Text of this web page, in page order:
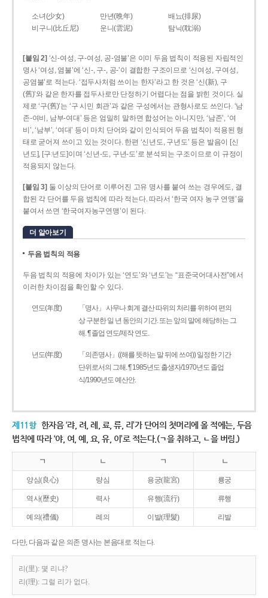
소녀(少女) 만년(晩年)
배뇨(排尿)
비구니(比丘尼)
운니(雲泥) 탐닉(耽溺)
[붙임 2] ‘신-여성, 구-여성, 공-염불’은 이미 두음 법칙이 적용된 자립적인
명사 ‘여성, 염불’에 ‘신-, 구-, 공-’이 결합한 구조이므로 ‘신여성, 구여성,
공염불’로 적는다. ‘접두사처럼 쓰이는 한자’라고 한 것은 ‘신(新), 구
(舊)’와 같은 한자를 접두사로만 단정하기 어렵다는 점을 밝힌 것이다. 실
제로 ‘구(舊)’는 ‘구 시민 회관’과 같은 구성에서는 관형사로도 쓰인다. ‘남
존­-여비, 남부-­여대’ 등은 엄밀히 말하면 합성어는 아니지만, ‘남존’, ‘여
비’, ‘남부’, ‘여대’ 등이 마치 단어와 같이 인식되어 두음 법칙이 적용된 형
태로 굳어져 쓰이고 있는 것이다. 한편 ‘신년도, 구년도’ 등은 발음이 [신
년도], [구ː년도]이며 ‘신년­-도, 구년-­도’로 분석되는 구조이므로 이 규정이
적용되지 않는다.
[붙임 3] 둘 이상의 단어로 이루어진 고유 명사를 붙여 쓰는 경우에도, 결
합된 각 단어를 두음 법칙에 따라 적는다. 따라서 ‘한국 여자 농구 연맹’을
붙여서 쓰면 ‘한국여자농구연맹’이 된다.
더 알아보기
두음 법칙의 적용
두음 법칙의 적용에 차이가 있는 ‘연도’와 ‘년도’는 “표준국어대사전”에서
이러한 차이점을 확인할 수 있다.
연도(年度)
「명사」 사무나 회계 결산 따위의 처리를 위하여 편의
상 구분한 일 년 동안의 기간. 또는 앞의 말에 해당하는 그
해. ¶ 졸업 연도/제작 연도.
년도(年度)
「의존명사」((해를 뜻하는 말 뒤에 쓰여)) 일정한 기간
단위로서의 그해. ¶ 1985년도 출생자/1970년도 졸업
식/1990년도 예산안.
제11항 한자음 ‘랴, 려, 례, 료, 류, 리’가 단어의 첫머리에 올 적에는, 두음
법칙에 따라 ‘야, 여, 예, 요, 유, 이’로 적는다.(ㄱ을 취하고, ㄴ을 버림.)
ㄱ ㄴ ㄱ ㄴ
양심(良心) 량심 용궁(龍宮) 룡궁
역사(歷史) 력사 유행(流行) 류행
예의(禮儀) 례의 이발(理髮) 리발
다만, 다음과 같은 의존 명사는 본음대로 적는다.
리(里): 몇 리냐?
리(理): 그럴 리가 없다.